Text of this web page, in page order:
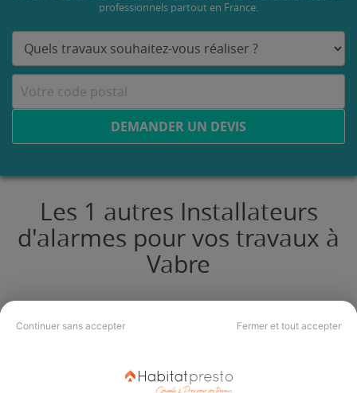
Continuer sans accepter Fermer et tout accepter
professionnels partout en France.
DEMANDER UN DEVIS
Les 1 autres Installateurs
d'alarmes pour vos travaux à
Vabre
VIALA Electricité